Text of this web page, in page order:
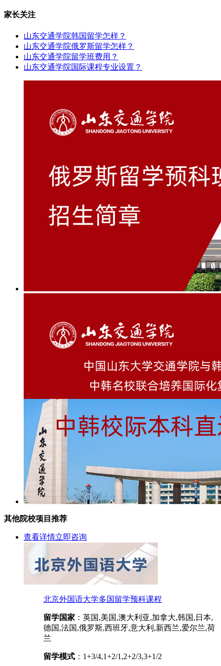
家长关注
山东交通学院韩国留学怎样？
山东交通学院俄罗斯留学怎样？
山东交通学院留学班费用？
山东交通学院国际课程专业设置？
其他院校项目推荐
查看详情立即咨询
北京外国语大学多国留学预科课程
留学国家 ：英国,美国,澳大利亚,加拿大,韩国,日本,
德国,法国,俄罗斯,西班牙,意大利,新西兰,爱尔兰,荷
兰
留学模式 ：1+3/4,1+2/1,2+2/3,3+1/2